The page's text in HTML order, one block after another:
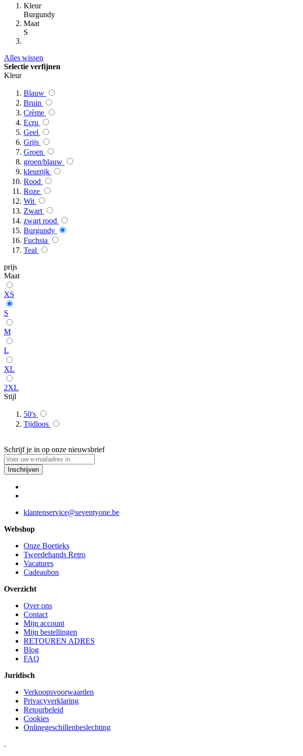
Kleur
Burgundy
Maat
S
Alles wissen
Selectie verfijnen
Kleur
Blauw
Bruin
Crème
Ecru
Geel
Grijs
Groen
groen/blauw
kleurrijk
Rood
Roze
Wit
Zwart
zwart rood
Burgundy
Fuchsia
Teal
prijs
Maat
XS
S
M
L
XL
2XL
Stijl
50's
Tijdloos
Schrijf je in op onze nieuwsbrief
Inschrijven
klantenservice@seventyone.be
Webshop
Onze Boetieks
Tweedehands Retro
Vacatures
Cadeaubon
Overzicht
Over ons
Contact
Mijn account
Mijn bestellingen
RETOUREN ADRES
Blog
FAQ
Juridisch
Verkoopsvoorwaarden
Privacyverklaring
Retourbeleid
Cookies
Onlinegeschillenbeslechting
.